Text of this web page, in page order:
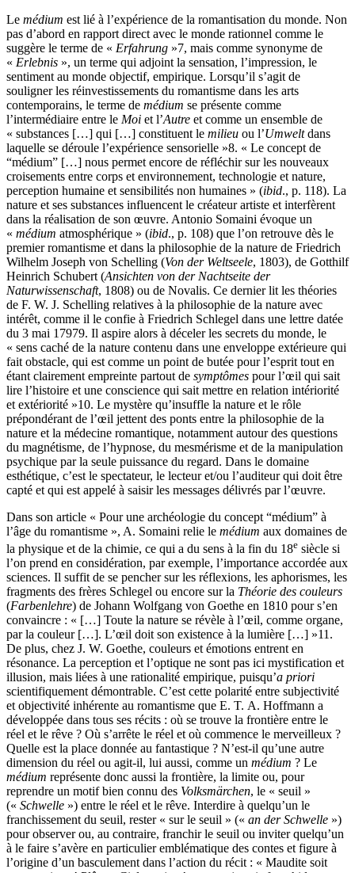
Le médium est lié à l’expérience de la romantisation du monde. Non
pas d’abord en rapport direct avec le monde rationnel comme le
suggère le terme de « Erfahrung »7, mais comme synonyme de
« Erlebnis », un terme qui adjoint la sensation, l’impression, le
sentiment au monde objectif, empirique. Lorsqu’il s’agit de
souligner les réinvestissements du romantisme dans les arts
contemporains, le terme de médium se présente comme
l’intermédiaire entre le Moi et l’Autre et comme un ensemble de
« substances […] qui […] constituent le milieu ou l’Umweltdans
laquelle se déroule l’expérience sensorielle »8. « Le concept de
“médium” […] nous permet encore de réfléchir sur les nouveaux
croisements entre corps et environnement, technologie et nature,
perception humaine et sensibilités non humaines » (ibid., p. 118). La
nature et ses substances influencent le créateur artiste et interfèrent
dans la réalisation de son œuvre. Antonio Somaini évoque un
« médium atmosphérique » (ibid., p. 108) que l’on retrouve dès le
premier romantisme et dans la philosophie de la nature de Friedrich
Wilhelm Joseph von Schelling (Von der Weltseele, 1803), de Gotthilf
Heinrich Schubert (Ansichten von der Nachtseite der
Naturwissenschaft, 1808) ou de Novalis. Ce dernier lit les théories
de F. W. J. Schelling relatives à la philosophie de la nature avec
intérêt, comme il le confie à Friedrich Schlegel dans une lettre datée
du 3 mai 17979. Il aspire alors à déceler les secrets du monde, le
« sens caché de la nature contenu dans une enveloppe extérieure qui
fait obstacle, qui est comme un point de butée pour l’esprit tout en
étant clairement empreinte partout de symptômes pour l’œil qui sait
lire l’histoire et une conscience qui sait mettre en relation intériorité
et extériorité »10. Le mystère qu’insuffle la nature et le rôle
prépondérant de l’œil jettent des ponts entre la philosophie de la
nature et la médecine romantique, notamment autour des questions
du magnétisme, de l’hypnose, du mesmérisme et de la manipulation
psychique par la seule puissance du regard. Dans le domaine
esthétique, c’est le spectateur, le lecteur et/ou l’auditeur qui doit être
capté et qui est appelé à saisir les messages délivrés par l’œuvre.
Dans son article « Pour une archéologie du concept “médium” à
l’âge du romantisme », A. Somaini relie le médium aux domaines de
la physique et de la chimie, ce qui a du sens à la fin du 18e siècle si
l’on prend en considération, par exemple, l’importance accordée aux
sciences. Il suffit de se pencher sur les réflexions, les aphorismes, les
fragments des frères Schlegel ou encore sur la Théorie des couleurs
(Farbenlehre) de Johann Wolfgang von Goethe en 1810 pour s’en
convaincre : « […] Toute la nature se révèle à l’œil, comme organe,
par la couleur […]. L’œil doit son existence à la lumière […] »11 .
De plus, chez J. W. Goethe, couleurs et émotions entrent en
résonance. La perception et l’optique ne sont pas ici mystification et
illusion, mais liées à une rationalité empirique, puisqu’a priori
scientifiquement démontrable. C’est cette polarité entre subjectivité
et objectivité inhérente au romantisme que E. T. A. Hoffmann a
développée dans tous ses récits : où se trouve la frontière entre le
réel et le rêve ? Où s’arrête le réel et où commence le merveilleux ?
Quelle est la place donnée au fantastique ? N’est-il qu’une autre
dimension du réel ou agit-il, lui aussi, comme un médium ? Le
médium représente donc aussi la frontière, la limite ou, pour
reprendre un motif bien connu des Volksmärchen, le « seuil »
(« Schwelle ») entre le réel et le rêve. Interdire à quelqu’un le
franchissement du seuil, rester « sur le seuil » (« an der Schwelle »)
pour observer ou, au contraire, franchir le seuil ou inviter quelqu’un
à le faire s’avère en particulier emblématique des contes et figure à
l’origine d’un basculement dans l’action du récit : « Maudite soit